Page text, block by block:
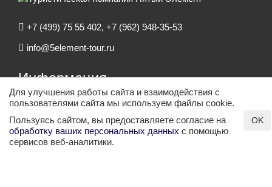
+7 (499) 75 55 402, +7 (962) 948-35-53
info@5element-tour.ru
Информация
О компании
Агентствам
Контакты
Для улучшения работы сайта и взаимодействия с
пользователями сайта мы используем файлы cookie.
Пользуясь сайтом, вы предоставляете согласие на
обработку ваших персональных данных с помощью
сервисов веб-аналитики.
OK